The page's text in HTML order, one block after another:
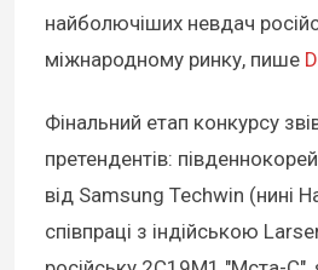
найболючіших невдач
міжнародному ринку, пише
Фінальний етап конкурсу
претендентів:
від Samsung Techwin (нині
співпраці з індійською